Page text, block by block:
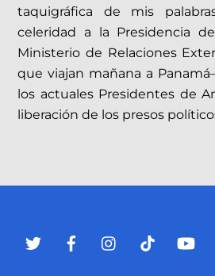
taquigráfica de mis
celeridad a la Presidencia
Ministerio de Relaciones
que viajan mañana a
los actuales Presidentes de
liberación de los presos